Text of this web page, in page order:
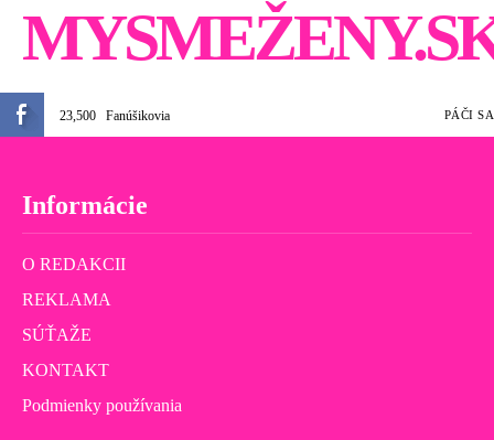
23,500 Fanúšikovia PÁČI SA
Informácie
O REDAKCII
REKLAMA
SÚŤAŽE
KONTAKT
Podmienky používania